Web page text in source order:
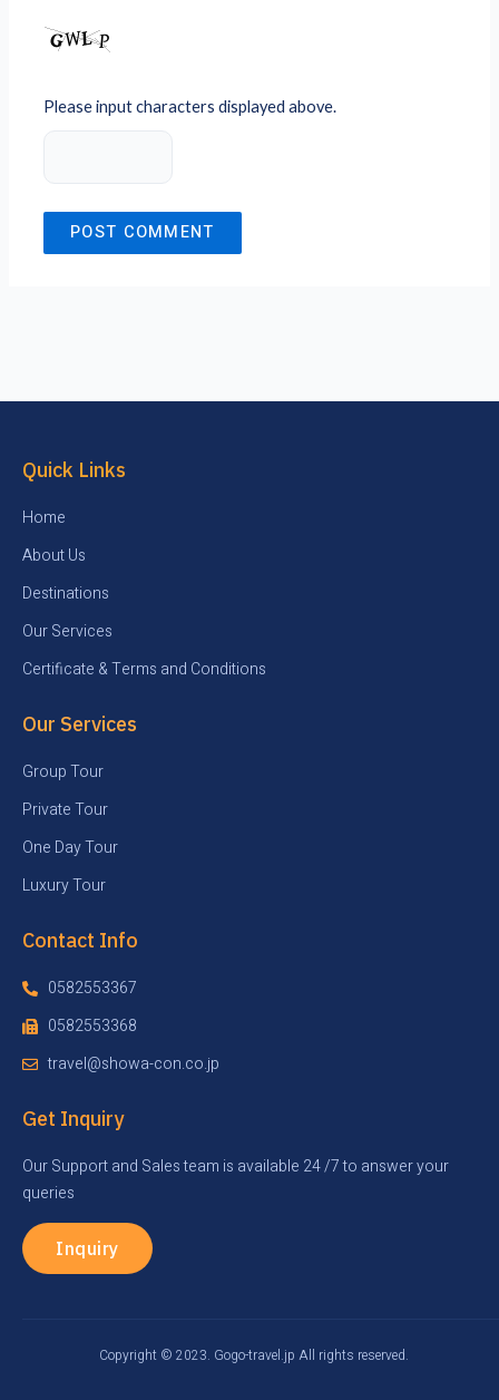
Please input characters displayed above.
Quick Links
Home
About Us
Destinations
Our Services
Certificate & Terms and Conditions
Our Services
Group Tour
Private Tour
One Day Tour
Luxury Tour
Contact Info
0582553367
0582553368
travel@showa-con.co.jp
Get Inquiry
Our Support and Sales team is available 24 /7 to answer your
queries
Inquiry
Copyright © 2023. Gogo-travel.jp All rights reserved.